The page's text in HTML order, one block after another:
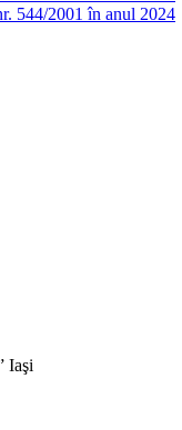
544/2001 în anul 2024
Iaşi